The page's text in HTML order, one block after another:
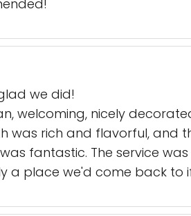
we did!
welcoming, nicely
was rich and flavorful, and
fantastic. The service
a place we'd come back to